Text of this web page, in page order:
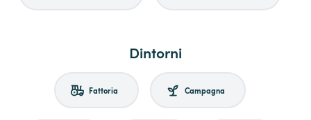
Dintorni
Fattoria Campagna